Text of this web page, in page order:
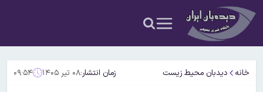
خانه دیدبان محیط زیست زمان انتشار:۰۸ تیر ۱۴۰۵ ۰۹:۵۴